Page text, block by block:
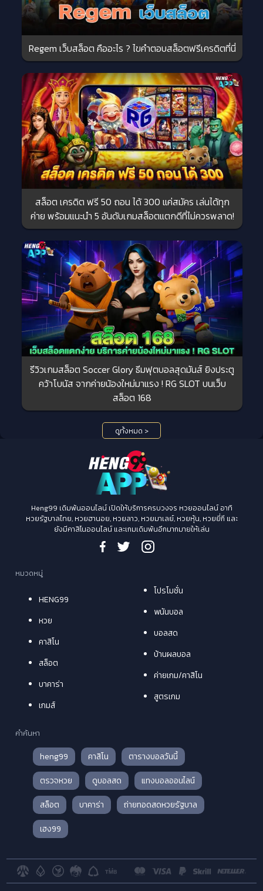
Regem เว็บสล็อต คืออะไร ? ไขคำตอบสล็อตฟรีเครดิตที่นี่
สล็อต เครดิต ฟรี 50 ถอน ได้ 300 แค่สมัคร เล่นได้ทุก
ค่าย พร้อมแนะนำ 5 อันดับเกมสล็อตแตกดีที่ไม่ควรพลาด!
รีวิวเกมสล็อต Soccer Glory ธีมฟุตบอลสุดมันส์ ยิงประตู
คว้าโบนัส จากค่ายน้องใหม่มาแรง ! RG SLOT บนเว็บ
สล็อต 168
ดูทั้งหมด >
Heng99 เดิมพันออนไลน์ เปิดให้บริการครบวงจร หวยออนไลน์ อาทิ
หวยรัฐบาลไทย, หวยฮานอย, หวยลาว, หวยมาเลย์, หวยหุ้น, หวยยี่กี และ
ยังมีคาสิโนออนไลน์ และเกมเดิมพันอีกมากมายให้เล่น
หมวดหมู่
HENG99
หวย
คาสิโน
สล็อต
บาคาร่า
เกมส์
โปรโมชั่น
พนันบอล
บอลสด
บ้านผลบอล
ค่ายเกม/คาสิโน
สูตรเกม
คำค้นหา
heng99 คาสิโน
ตารางบอลวันนี้
ตรวจหวย
ดูบอลสด
แทงบอลออนไลน์
สล็อต
บาคาร่า
ถ่ายทอดสดหวยรัฐบาล
เฮง99